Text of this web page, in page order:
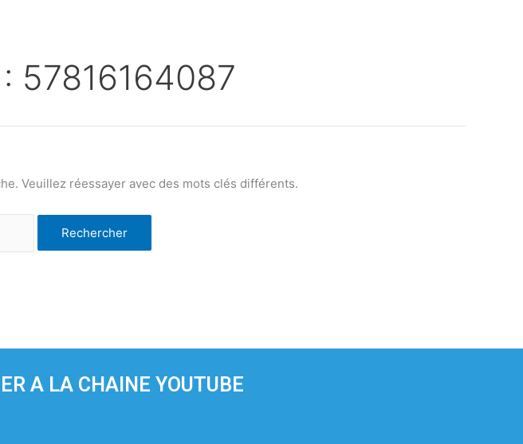
57816164087
Veuillez réessayer avec des mots clés différents.
A LA CHAINE YOUTUBE